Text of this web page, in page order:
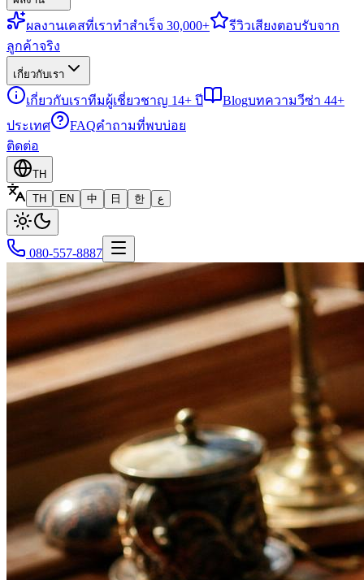
ผลงานเคสที่เราทำสำเร็จ 30,000+ รีวิวเสียงตอบรับจาก
ลูกค้าจริง
เกี่ยวกับเรา
เกี่ยวกับเราทีมผู้เชี่ยวชาญ 14+ ปี Blogบทความวีซ่า 44+
ประเทศ
FAQคำถามที่พบบ่อย
ติดต่อ
TH
TH
EN 中 日 한 ع
080-557-8887